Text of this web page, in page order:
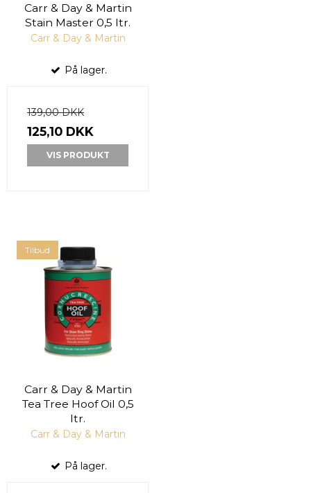
Carr & Day & Martin
Stain Master 0,5 ltr.
Carr & Day & Martin
På lager.
139,00 DKK
125,10 DKK
VIS PRODUKT
Tilbud
Carr & Day & Martin
Tea Tree Hoof Oil 0,5
ltr.
Carr & Day & Martin
På lager.